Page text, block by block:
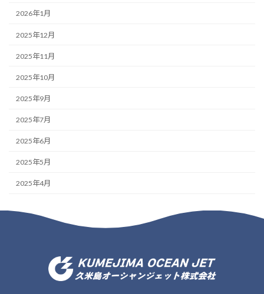
2026年1月
2025年12月
2025年11月
2025年10月
2025年9月
2025年7月
2025年6月
2025年5月
2025年4月